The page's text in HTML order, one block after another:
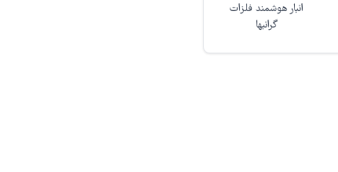
انبار هوشمند فلزات
گرانبها